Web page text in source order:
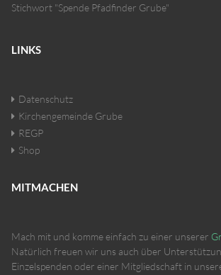
Stichwort "Spende Pfadfinder Grube"
LINKS
Datenschutz
Kirchengemeinde Grube
REGP
Shop
MITMACHEN
Mach mit und komme einfach zu einer unserer
Natürlich freuen wir uns auch über
Einzelspenden oder einer Mitgliedschaft in